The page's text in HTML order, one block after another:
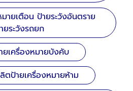
ายเตือน ป้ายระวังอันตราย
ยระวังรถยก
เครื่องหมายบังคับ
ตป้ายเครื่องหมายห้าม